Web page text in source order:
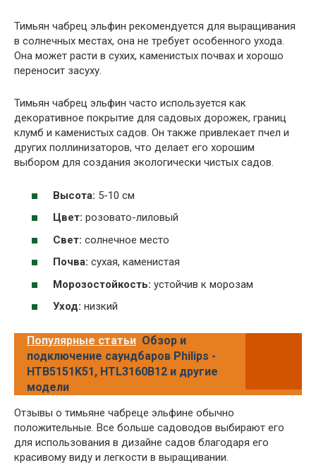
Тимьян чабрец эльфин рекомендуется для выращивания
в солнечных местах, она не требует особенного ухода.
Она может расти в сухих, каменистых почвах и хорошо
переносит засуху.
Тимьян чабрец эльфин часто используется как
декоративное покрытие для садовых дорожек, границ
клумб и каменистых садов. Он также привлекает пчел и
других поллинизаторов, что делает его хорошим
выбором для создания экологически чистых садов.
Высота: 5-10 см
Цвет: розовато-лиловый
Свет: солнечное место
Почва: сухая, каменистая
Морозостойкость: устойчив к морозам
Уход: низкий
Популярные статьи Обзор и
подключение саундбаров Philips -
HTB5151K51, HTL3160B12 и другие
модели
Отзывы о тимьяне чабреце эльфине обычно
положительные. Все больше садоводов выбирают его
для использования в дизайне садов благодаря его
красивому виду и легкости в выращивании.